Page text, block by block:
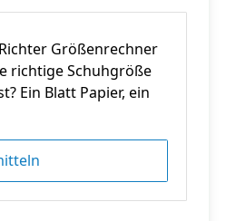
Größenrechner
richtige Schuhgröße
Ein Blatt Papier, ein